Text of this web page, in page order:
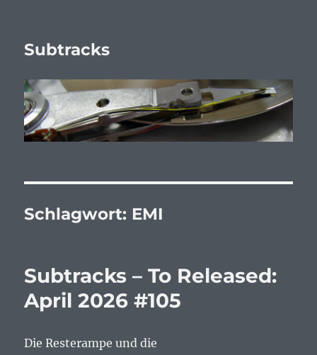
Subtracks
Schlagwort: EMI
Subtracks – To Released:
April 2026 #105
Die Resterampe und die